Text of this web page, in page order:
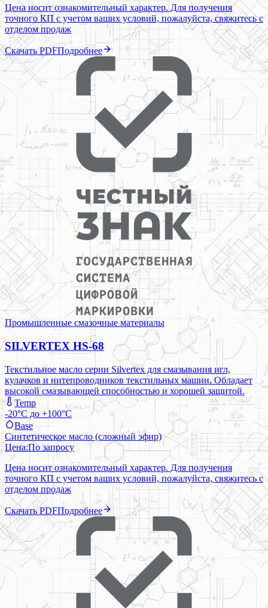
Цена носит ознакомительный характер. Для получения
точного КП с учетом ваших условий, пожалуйста, свяжитесь с
отделом продаж
Скачать PDFПодробнее
Промышленные смазочные материалы
SILVERTEX HS-68
Текстильное масло серии Silvertex для смазывания игл,
кулачков и нитепроводников текстильных машин. Обладает
высокой смазывающей способностью и хорошей защитой.
Temp
-20°C до +100°C
Base
Синтетическое масло (сложный эфир)
Цена:По запросу
Цена носит ознакомительный характер. Для получения
точного КП с учетом ваших условий, пожалуйста, свяжитесь с
отделом продаж
Скачать PDFПодробнее